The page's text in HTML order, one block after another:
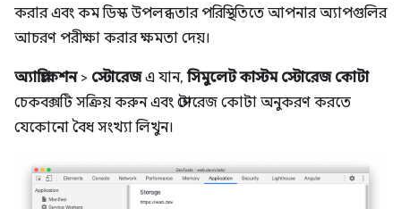
করার এবং কম ডিস্ক উপলব্ধতার পরিস্থিতিতে আপনার অ্যাপগুলির
আচরণ পরীক্ষা করার ক্ষমতা দেয়।
অ্যাপ্লিকেশন> স্টোরেজএ যান,সিমুলেট কাস্টম স্টোরেজ কোটা
চেকবক্সটি সক্রিয় করুন এবং স্টোরেজ কোটা অনুকরণ করতে
যেকোনো বৈধ সংখ্যা লিখুন।